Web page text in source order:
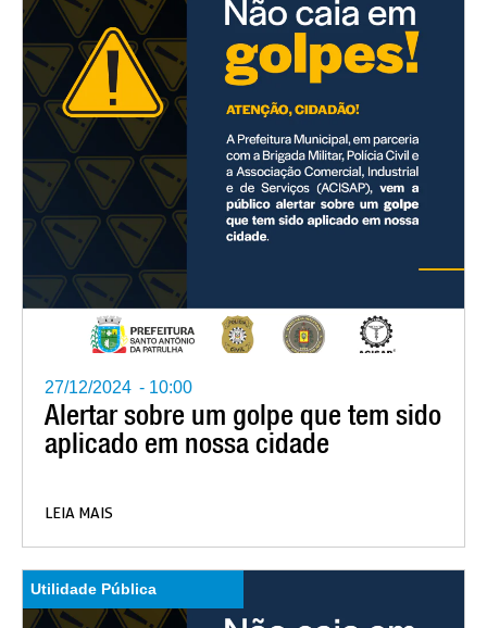
27/12/2024 - 10:00
Alertar sobre um golpe que tem sido
aplicado em nossa cidade
LEIA MAIS
Utilidade Pública